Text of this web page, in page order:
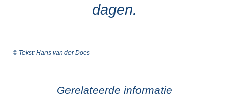
dagen.
© Tekst: Hans van der Does
Gerelateerde informatie